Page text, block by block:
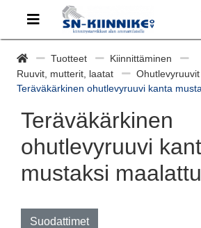
Tuotteet
Kiinnittäminen
Ruuvit, mutterit, laatat
Ohutlevyruuvit
Teräväkärkinen ohutlevyruuvi kanta
Teräväkärkinen
ohutlevyruuvi
mustaksi maalattu
Suodattimet